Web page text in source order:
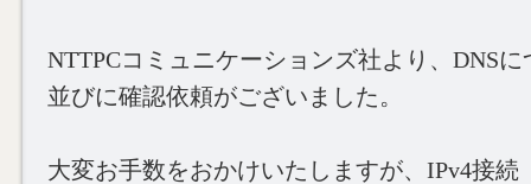
NTTPCコミュニケーションズ社より、DNS
並びに確認依頼がございました。
大変お手数をおかけいたしますが、IPv4接続